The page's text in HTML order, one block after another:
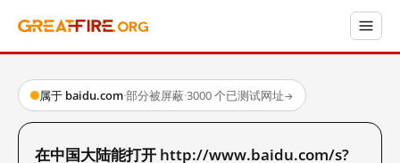
属于 baidu.com·部分被屏蔽·3000 个已测试网址→
在中国大陆能打开 http://www.baidu.com/s?